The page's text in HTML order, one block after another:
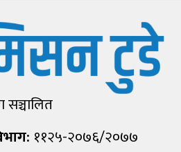
सञ्चालित
११२५-२०७६/२०७७